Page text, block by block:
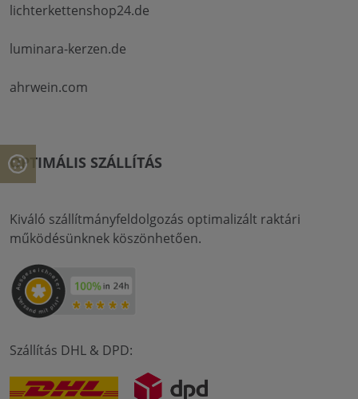
lichterkettenshop24.de
luminara-kerzen.de
ahrwein.com
OPTIMÁLIS SZÁLLÍTÁS
Kiváló szállítmányfeldolgozás optimalizált raktári
működésünknek köszönhetően.
Szállítás DHL & DPD: